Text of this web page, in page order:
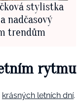
stylistka
nadčasový
trendům
rytmu
krásných letních dní.